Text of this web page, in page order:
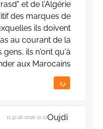
et de l'Algérie
des marques de
ils doivent
au courant de la
ils n'ont qu'à
aux Marocains....
رد
Oujdi
2018-11-12 11:32:46